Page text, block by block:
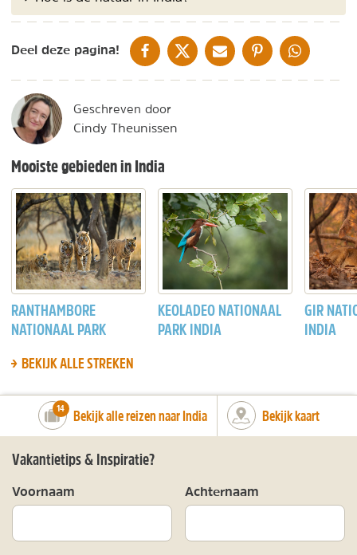
Deel deze pagina! DELEN OP FACEBOOK
DELEN OP XDELEN VIA DE MAIL
DELEN OP PINTEREST
DELEN OP
Geschreven door
Cindy Theunissen
Mooiste gebieden in India
RANTHAMBORE
NATIONAAL PARK
KEOLADEO NATIONAAL
PARK INDIA
GIR
INDIA
BEKIJK ALLE STREKEN
number_of_trips:
14 Bekijk alle reizen naar India Bekijk kaart
Vakantietips & Inspiratie?
Voornaam Achternaam